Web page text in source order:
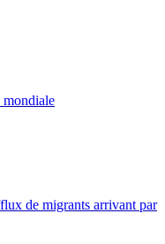
mondiale
de migrants arrivant par